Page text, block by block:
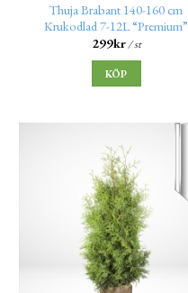
Thuja Brabant 140-160 cm
Krukodlad 7-12L “Premium”
299kr/ st
KÖP